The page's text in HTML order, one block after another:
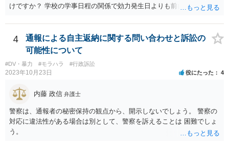
けですか？ 学校の学事日程の関係で効力発生日よりも前に交付したか
でしょう。 両者をそろえるに越したことはないですが、卒業式の日程
自体は各学校によって慣例として定められることが多いですし、学籍
離脱日も、学校によって異なるようですから、そのこと自体に特に問
題はないでしょう。 ＞万一、効力発生日より前に、その効力が無効と
なる出来事が起こったとしたら、その証明書は効力を発生する事な
く、証明書としては無効化されるということですね？ そう考えるのが
自然でしょう。 ただし、卒業証書自体は、通常記載されている内容
が、全課程を修了したという事実について記載されており、卒業式時
点では、そのこと自体は過去の事実として間違いないので、卒業証書
自体の無効かどうかという法的な効力を議論するものではないでしょ
う。 問題は、証書そのものではなく、在学中に何らかの問題を起こし
て学籍を剥奪されたかどうか、ということなので、厳密に言えば卒業
4
通報による自主返納に関する問い合わせと訴訟の
可能性について
#DV・暴力 #モラハラ #行政訴訟
2023年10月23日 役にたった 4
内藤 政信 弁護士
警察は、通報者の秘密保持の観点から、開示しないでしょう。 警察の
対応に違法性がある場合は別として、警察を訴えることは 困難でしょ
う。